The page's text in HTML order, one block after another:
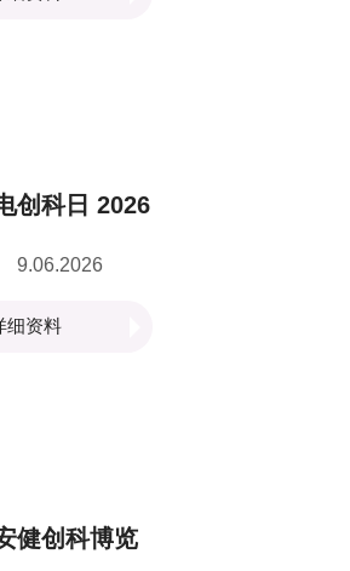
创科日 2026
9.06.2026
细资料
健创科博览